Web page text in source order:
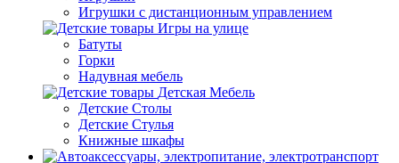
Игрушки c дистанционным управлением
Игры на улице
Батуты
Горки
Надувная мебель
Детская Мебель
Детские Столы
Детские Стулья
Книжные шкафы